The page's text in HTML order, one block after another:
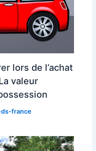
lors de l’achat
valeur
france